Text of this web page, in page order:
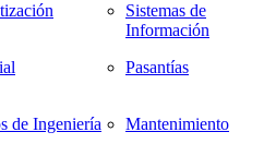
de Ingeniería
Sistemas de
Información
Pasantías
Mantenimiento